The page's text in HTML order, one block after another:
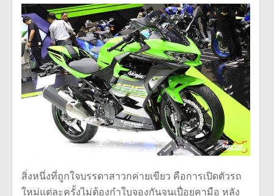
สิ่งหนึ่งที่ถูกใจบรรดาสาวกค่ายเขียว คือการเปิดตัวรถ
ใหม่แต่ละครั้งไม่ต้องกำใบจองกันจนเปื่อยคามือ หลัง